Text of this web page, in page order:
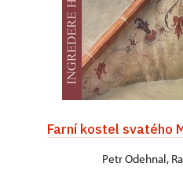
Farní kostel svatého
Petr Odehnal,